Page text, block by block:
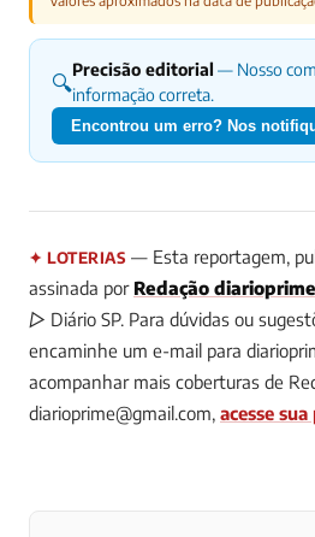
🔍Precisão editorial — Nosso
informação correta.
Encontrou um erro? Nos
✦ LOTERIAS — Esta reportagem,
assinada por Redação
▷ Diário SP. Para dúvidas ou
encaminhe um e-mail para
acompanhar mais coberturas de
diarioprime@gmail.com, acesse